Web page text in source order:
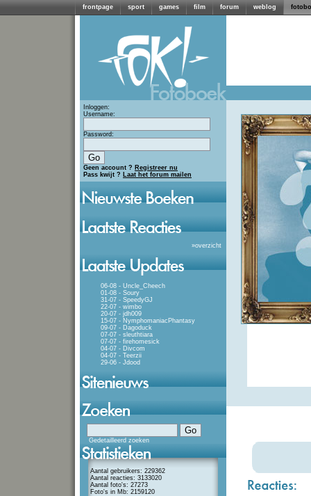
frontpage sport games film forum weblog
Inloggen:
Username:
Password:
Geen account ? Registreer nu
Pass kwijt ? Laat het forum mailen
»overzicht
06-08 - Uncle_Cheech
01-08 - Soury
31-07 - SpeedyGJ
22-07 - wimbo
20-07 - jdh009
15-07 - NymphomaniacPhantasy
09-07 - Dagoduck
07-07 - sleuthtiara
07-07 - firehomesick
04-07 - Divcom
04-07 - Teerzii
29-06 - Jdood
Gedetailleerd zoeken
Aantal gebruikers: 229362
Aantal reacties: 3133020
Aantal foto's: 27273
Foto's in Mb: 2159120